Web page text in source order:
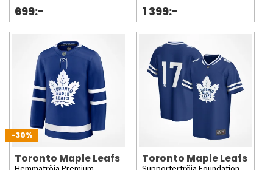
699:- 1 399:-
-30%
Toronto Maple Leafs
Toronto Maple Leafs